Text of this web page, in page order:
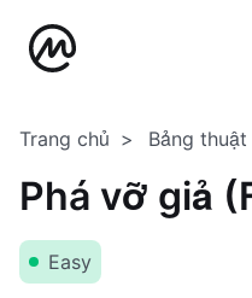
Trang chủ Bảng
Phá vỡ giả
Easy